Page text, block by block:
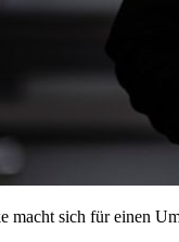
macht sich für einen